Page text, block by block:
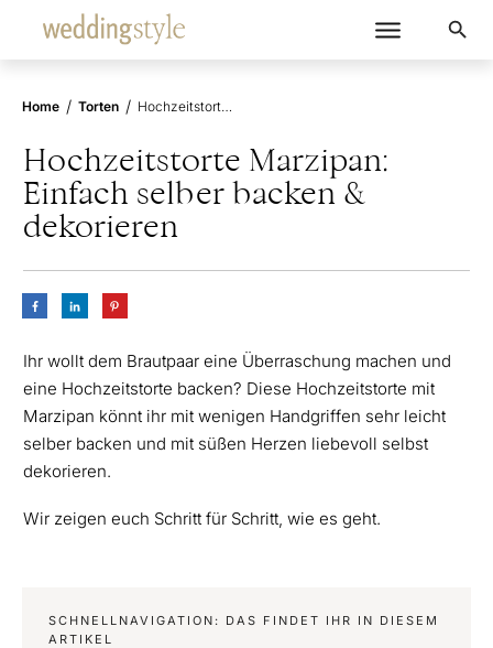
Home / Torten / Hochzeitstorte Marzipan: Einfach selber backen & dekorieren
Hochzeitstorte Marzipan:
Einfach selber backen &
dekorieren
Ihr wollt dem Brautpaar eine Überraschung machen und
eine Hochzeitstorte backen? Diese Hochzeitstorte mit
Marzipan könnt ihr mit wenigen Handgriffen sehr leicht
selber backen und mit süßen Herzen liebevoll selbst
dekorieren.
Wir zeigen euch Schritt für Schritt, wie es geht.
SCHNELLNAVIGATION: DAS FINDET IHR IN DIESEM
ARTIKEL